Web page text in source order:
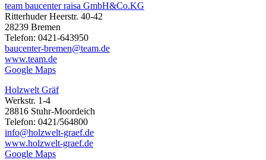
team baucenter raisa GmbH&Co.KG
Ritterhuder Heerstr. 40-42
28239 Bremen
Telefon: 0421-643950
baucenter-bremen@team.de
www.team.de
Google Maps
Holzwelt Gräf
Werkstr. 1-4
28816 Stuhr-Moordeich
Telefon: 0421/564800
info@holzwelt-graef.de
www.holzwelt-graef.de
Google Maps